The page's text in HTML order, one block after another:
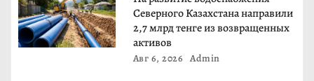
з
а
Северного Казахстана направили
2,7 млрд тенге из возвращенных
активов
Авг 6, 2026 Admin